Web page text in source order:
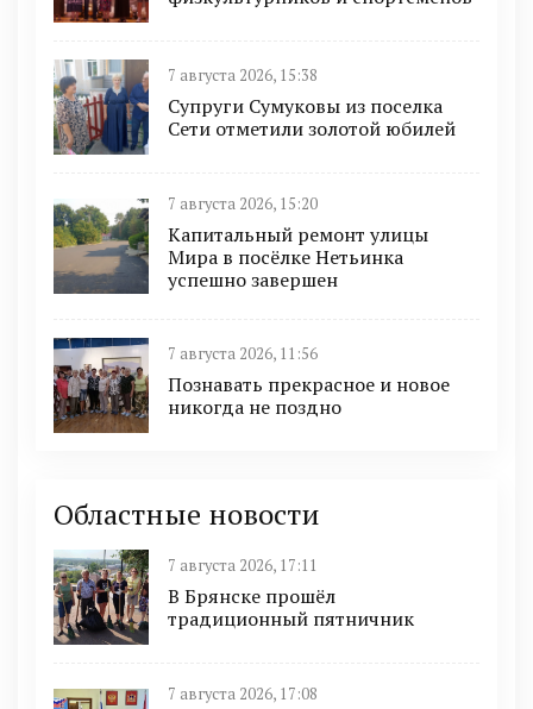
7 августа 2026, 15:38
Супруги Сумуковы из поселка
Сети отметили золотой юбилей
7 августа 2026, 15:20
Капитальный ремонт улицы
Мира в посёлке Нетьинка
успешно завершен
7 августа 2026, 11:56
Познавать прекрасное и новое
никогда не поздно
Областные новости
7 августа 2026, 17:11
В Брянске прошёл
традиционный пятничник
7 августа 2026, 17:08